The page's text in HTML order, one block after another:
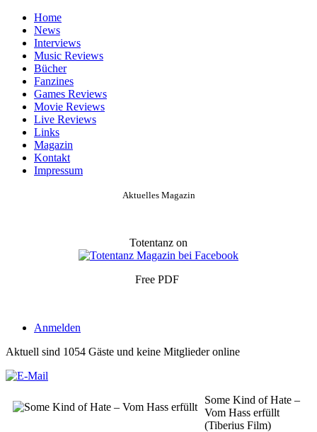
Home
News
Interviews
Music Reviews
Bücher
Fanzines
Games Reviews
Movie Reviews
Live Reviews
Links
Magazin
Kontakt
Impressum
Aktuelles Magazin
Totentanz on
Free PDF
Anmelden
Aktuell sind 1054 Gäste und keine Mitglieder online
Some Kind of Hate –
Vom Hass erfüllt
(Tiberius Film)